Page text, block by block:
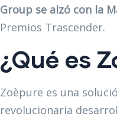
Group se alzó con la
Premios Trascender.
¿Qué es
Zoèpure es una
revolucionaria